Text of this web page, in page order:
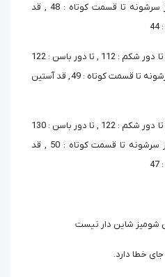
, تا دور بازو : 34 , قد آستین از سرشونه تا قسمت کوتاه : 48 , قد
سایز 3 : تا دور سینه : 110-108 , تا دور شکم : 112 , تا دور باسن : 122
, تا دور بازو : 36 , قد آستین از سرشونه تا قسمت کوتاه : 49 , قد آستین
سایز 4 : تا دور سینه : 120-118 , تا دور شکم : 122 , تا دور باسن : 130
, تا دور بازو : 38 , قد آستین از سرشونه تا قسمت کوتاه : 50 , قد
شومیز شاین دار نیست
خطا دارد.